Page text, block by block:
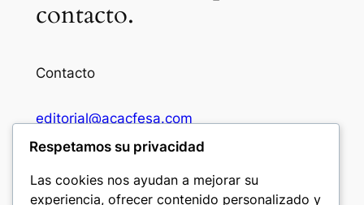
contacto.
Contacto
editorial@acacfesa.com
Respetamos su privacidad
Las cookies nos ayudan a mejorar su
experiencia, ofrecer contenido personalizado y